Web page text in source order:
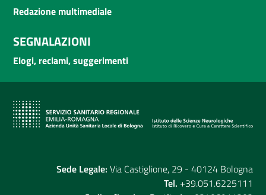
Redazione multimediale
SEGNALAZIONI
Elogi, reclami, suggerimenti
Sede Legale: Via Castiglione, 29 - 40124 Bologna
Tel. +39.051.6225111